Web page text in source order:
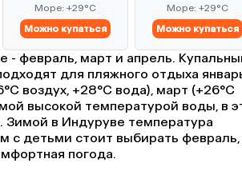
Море: +29°C
Можно купаться
Море: +29°C
Можно купаться
февраль, март и апрель.
для пляжного отдыха
воздух, +28°C вода), март (+26°C
высокой температурой воды, в
Зимой в Индуруве температура
с детьми стоит выбирать февраль,
погода.